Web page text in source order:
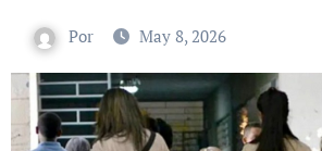
Por May 8, 2026